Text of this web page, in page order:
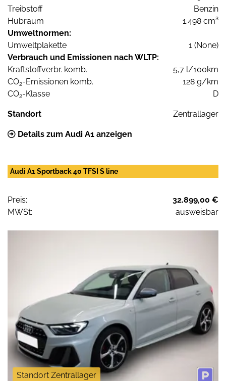
Treibstoff
Benzin
Hubraum
1.498 cm³
Umweltnormen:
Umweltplakette
1 (None)
Verbrauch und Emissionen nach WLTP:
Kraftstoffverbr. komb.
5,7 l/100km
CO2-Emissionen komb.
128 g/km
CO2-Klasse D
Standort Zentrallager
Details zum Audi A1 anzeigen
Audi A1 Sportback 40 TFSI S line
Preis:
32.899,00 €
MWSt:
ausweisbar
Standort Zentrallager